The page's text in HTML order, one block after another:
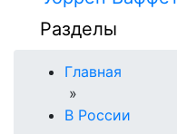
Разделы
Главная
»
В России